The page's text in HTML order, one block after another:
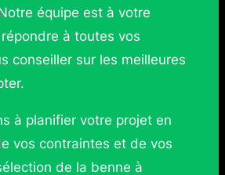
équipe est à votre
à toutes vos
conseiller sur les meilleures
à planifier votre projet en
vos contraintes et de vos
de la benne à